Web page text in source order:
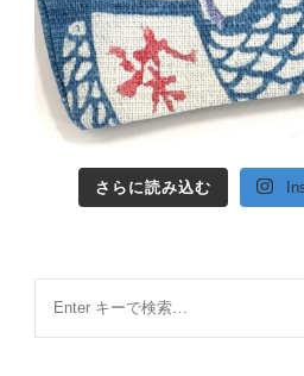
さらに読み込む